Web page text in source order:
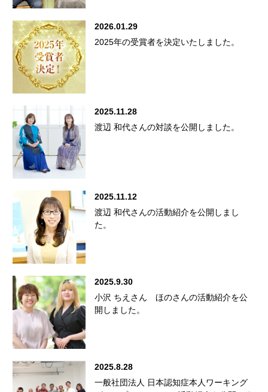
2026.01.29
2025年の受賞者を決定いたしました。
2025.11.28
渡辺 和代さんの対談を公開しました。
2025.11.12
渡辺 和代さんの活動紹介を公開しまし
た。
2025.9.30
小沢 ちえさん ほのさんの活動紹介を公
開しました。
2025.8.28
一般社団法人 日本認知症本人ワーキング